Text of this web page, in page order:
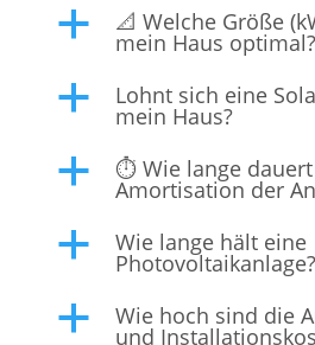
a 📐 Welche Größe
mein Haus optimal?
a Lohnt sich eine
mein Haus?
a ⏱️ Wie lange
Amortisation der
a Wie lange hält eine
Photovoltaikanlage?
a Wie hoch sind die
und